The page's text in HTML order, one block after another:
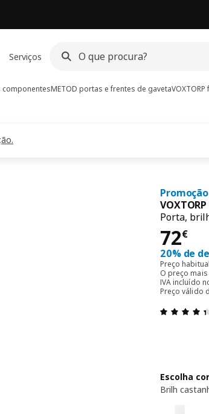
Serviços
componentesMETOD portas e frentes de gaveta
VOXTORP
Porta,
72€
20% de
Preço
O preço
IVA incluído
Preço válido
Escolha cor
Brilh